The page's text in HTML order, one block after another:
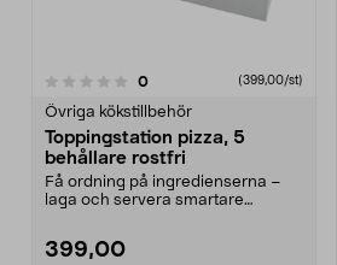
0recensioner (399,00/st)
Övriga kökstillbehör
Toppingstation pizza, 5
behållare rostfri
Få ordning på ingredienserna –
laga och servera smartare
399,00
4.5 av 5 stjärnor